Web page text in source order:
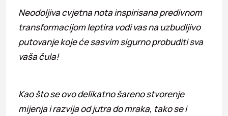
Neodoljiva cvjetna nota inspirisana predivnom
transformacijom leptira vodi vas na uzbudljivo
putovanje koje će sasvim sigurno probuditi sva
vaša čula!
Kao što se ovo delikatno šareno stvorenje
mijenja i razvija od jutra do mraka, tako se i